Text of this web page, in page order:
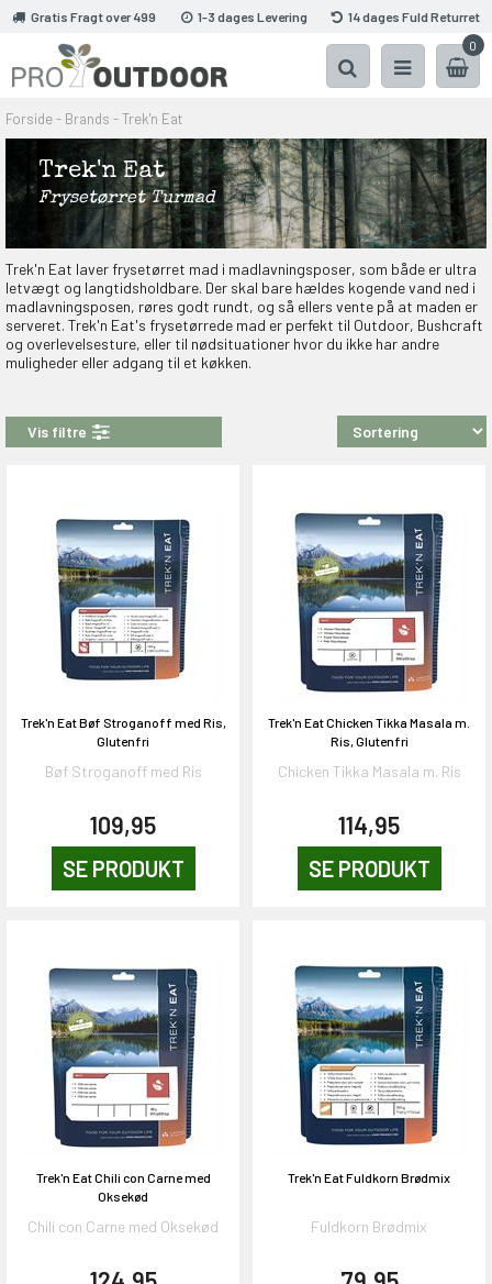
Gratis Fragt over 499 1-3 dages Levering
14 dages Fuld Returret
0
Forside- Brands -Trek'n Eat
Trek'n Eat
Frysetørret Turmad
Trek'n Eat laver frysetørret mad i madlavningsposer, som både er ultra
letvægt og langtidsholdbare. Der skal bare hældes kogende vand ned i
madlavningsposen, røres godt rundt, og så ellers vente på at maden er
serveret. Trek'n Eat's frysetørrede mad er perfekt til Outdoor, Bushcraft
og overlevelsesture, eller til nødsituationer hvor du ikke har andre
muligheder eller adgang til et køkken.
Vis filtre
Trek'n Eat Bøf Stroganoff med Ris,
Glutenfri
Bøf Stroganoff med Ris
109,95
SE PRODUKT
Trek'n Eat Chicken Tikka Masala m.
Ris, Glutenfri
Chicken Tikka Masala m. Ris
114,95
SE PRODUKT
Trek'n Eat Chili con Carne med
Oksekød
Chili con Carne med Oksekød
Trek'n Eat Fuldkorn Brødmix
Fuldkorn Brødmix